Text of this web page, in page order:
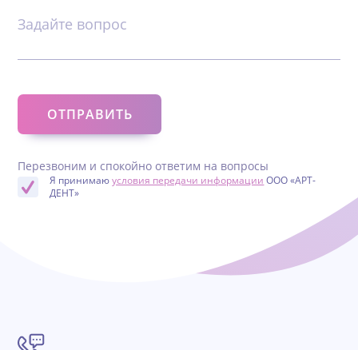
Задайте вопрос
Перезвоним и спокойно ответим на вопросы
Я принимаюусловия передачи информации ООО «АРТ-
ДЕНТ»